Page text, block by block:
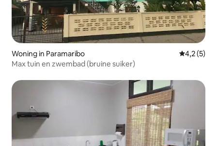
Woning in Paramaribo
4,2 (5)
Max tuin en zwembad (bruine suiker)